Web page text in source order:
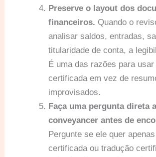
Preserve o layout dos
financeiros. Quando o
analisar saldos, entradas,
titularidade de conta, a
É uma das razões para
certificada em vez de
improvisados.
Faça uma pergunta direta
conveyancer antes de
Pergunte se ele quer
certificada ou tradução